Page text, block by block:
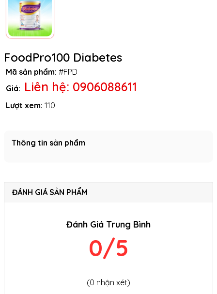
FoodPro100 Diabetes
Mã sản phẩm: #FPD
Giá: Liên hệ: 0906088611
Lượt xem: 110
Thông tin sản phẩm
ĐÁNH GIÁ SẢN PHẨM
Đánh Giá Trung Bình
0/5
(0 nhận xét)